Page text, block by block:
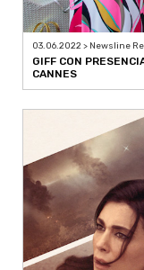
03.06.2022 > Newsline
GIFF CON
CANNES